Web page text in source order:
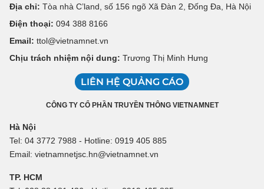
Địa chỉ: Tòa nhà C’land, số 156 ngõ Xã Đàn 2, Đống Đa, Hà Nội
Điện thoại: 094 388 8166
Email: ttol@vietnamnet.vn
Chịu trách nhiệm nội dung: Trương Thị Minh Hưng
LIÊN HỆ QUẢNG CÁO
CÔNG TY CỔ PHẦN TRUYỀN THÔNG VIETNAMNET
Hà Nội
Tel: 04 3772 7988 - Hotline: 0919 405 885
Email: vietnamnetjsc.hn@vietnamnet.vn
TP. HCM